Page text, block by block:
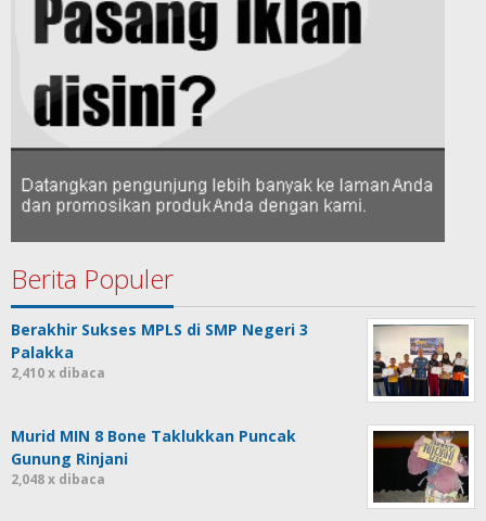
Berita Populer
Berakhir Sukses MPLS di SMP Negeri 3
Palakka
2,410 x dibaca
Murid MIN 8 Bone Taklukkan Puncak
Gunung Rinjani
2,048 x dibaca